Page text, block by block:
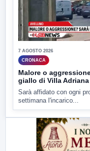
7 AGOSTO 2026
CRONACA
Malore o
giallo di Villa Adriana
Sarà affidato con ogni
settimana l'incarico...